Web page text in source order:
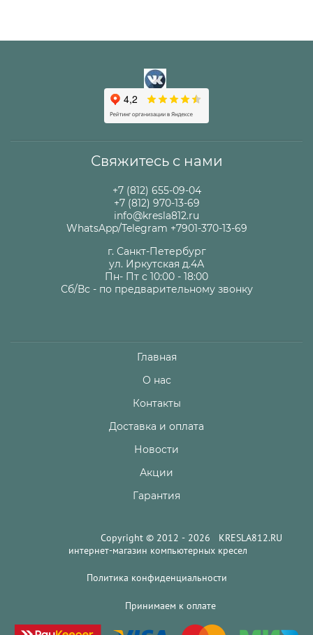
Свяжитесь с нами
+7 (812) 655-09-04
+7 (812) 970-13-69
info@kresla812.ru
WhatsApp/Telegram +7901-370-13-69
г. Санкт-Петербург
ул. Иркутская д.4А
Пн- Пт с 10:00 - 18:00
Сб/Вс - по предварительному звонку
Главная
О нас
Контакты
Доставка и оплата
Новости
Акции
Гарантия
Copyright © 2012 - 2026 KRESLA812.RU
интернет-магазин компьютерных кресел
Политика конфиденциальности
Принимаем к оплате